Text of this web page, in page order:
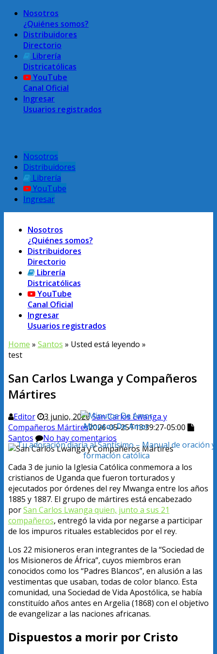
Nosotros
¿Quiénes somos?
Distribuidores
Directorio
Librería
Districatólicas
YouTube
Canal Oficial
Ingresar
Usuarios registrados
Nosotros
Distribuidores
Librería
YouTube
Ingresar
Minutos De Amor
Tu adoración diaria al Santísimo – Manual de oración y
formación católica
Nosotros
¿Quiénes somos?
Distribuidores
Directorio
Librería
Districatólicas
YouTube
Canal Oficial
Ingresar
Usuarios registrados
Home » Santos » Usted está leyendo »
test
San Carlos Lwanga y Compañeros
Mártires
Editor 3 junio, 2026San Carlos Lwanga y
Compañeros Mártires2026-05-25T13:39:27-05:00
Santos
No hay comentarios
Cada 3 de junio la Iglesia Católica conmemora a los
cristianos de Uganda que fueron torturados y
ejecutados por órdenes del rey Mwanga entre los años
1885 y 1887. El grupo de mártires está encabezado
porSan Carlos Lwanga quien, junto a sus 21
compañeros, entregó la vida por negarse a participar
de los impuros rituales establecidos por el rey.
Los 22 misioneros eran integrantes de la “Sociedad de
los Misioneros de África”, cuyos miembros eran
conocidos como los “Padres Blancos”, en alusión a las
vestimentas que usaban, todas de color blanco. Esta
comunidad, una Sociedad de Vida Apostólica, se había
constituído años antes en Argelia (1868) con el objetivo
de evangelizar a las naciones africanas.
Dispuestos a morir por Cristo